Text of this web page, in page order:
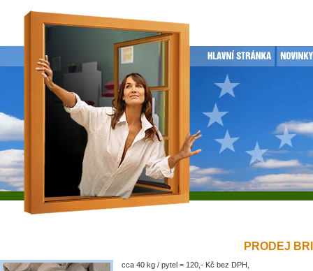
PRODEJ
cca 40 kg / pytel = 120,- Kč bez DPH,